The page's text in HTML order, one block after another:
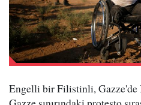
Engelli bir Filistinli, Gazze'de